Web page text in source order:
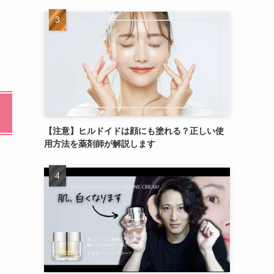
【注意】ヒルドイドは顔にも塗れる？正しい使
用方法を薬剤師が解説します